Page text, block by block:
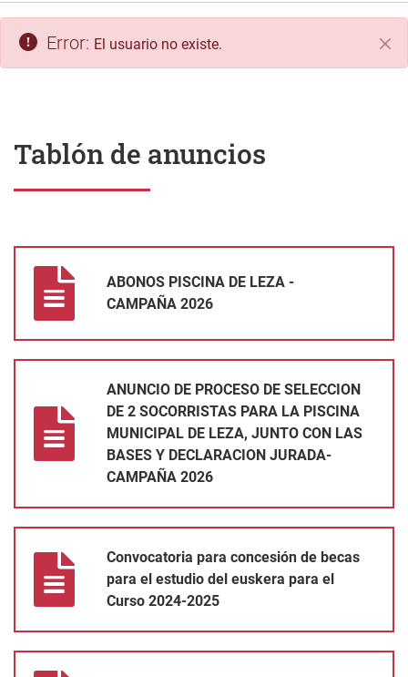
Error: El usuario no existe.
Tablón de anuncios
ABONOS PISCINA DE LEZA -
CAMPAÑA 2026
ANUNCIO DE PROCESO DE SELECCION
DE 2 SOCORRISTAS PARA LA PISCINA
MUNICIPAL DE LEZA, JUNTO CON LAS
BASES Y DECLARACION JURADA-
CAMPAÑA 2026
Convocatoria para concesión de becas
para el estudio del euskera para el
Curso 2024-2025